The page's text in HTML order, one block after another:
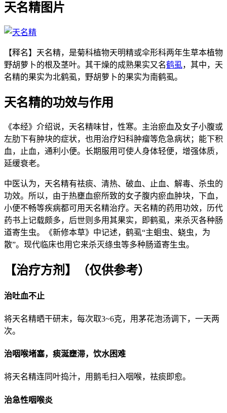
天名精图片
【释名】天名精，是菊科植物天明精或伞形科两年生草本植物
野胡萝卜的根及茎叶。其干燥的成熟果实又名鹤虱，其中，天
名精的果实为北鹤虱，野胡萝卜的果实为南鹤虱。
天名精的功效与作用
《本经》介绍说，天名精味甘，性寒。主治瘀血及女子小腹或
左肋下有肿块的症状，也用治疗妇科肿瘤等危急病状；能下积
血，止血，通利小便。长期服用可使人身体轻便，增强体质，
延缓衰老。
中医认为，天名精有祛痰、清热、破血、止血、解毒、杀虫的
功效。所以，由于热壅血瘀所致的女子腹内瘀血肿块，下血，
小便不畅等疾病都可用天名精治疗。天名精的药用功效，历代
药书上记载颇多，后世则多用其果实，即鹤虱，来杀灭各种肠
道寄生虫。《新修本草》中记述，鹤虱“主蛔虫、蛲虫，为
散”。现代临床也用它来杀灭绦虫等多种肠道寄生虫。
【治疗方剂】 （仅供参考）
治吐血不止
将天名精晒干研末，每次取3~6克，用茅花泡汤调下，一天两
次。
治咽喉堵塞，痰涎壅滞，饮水困难
将天名精连同叶捣汁，用鹅毛扫入咽喉，祛痰即愈。
治急性咽喉炎